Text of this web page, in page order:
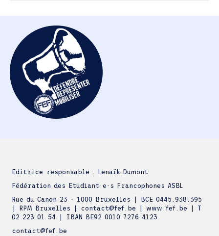
Editrice responsable : Lenaïk Dumont
Fédération des Etudiant·e·s Francophones ASBL
Rue du Canon 23 · 1000 Bruxelles | BCE 0445.938.395
| RPM Bruxelles | contact@fef.be | www.fef.be | T
02 223 01 54 | IBAN BE92 0010 7276 4123
contact@fef.be